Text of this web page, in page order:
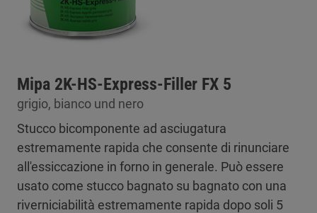
Mipa 2K-HS-Express-Filler FX 5
grigio, bianco und nero
Stucco bicomponente ad asciugatura
estremamente rapida che consente di rinunciare
all'essiccazione in forno in generale. Può essere
usato come stucco bagnato su bagnato con una
riverniciabilità estremamente rapida dopo soli 5